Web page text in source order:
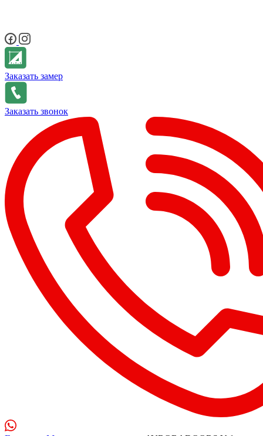
Заказать замер
Заказать звонок